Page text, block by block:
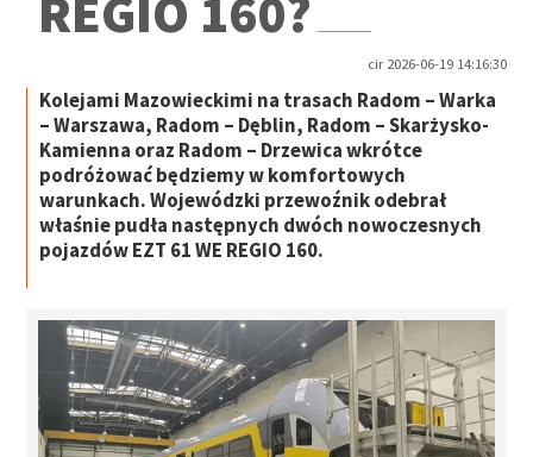
cir 2026-06-19 14:16:30
Kolejami Mazowieckimi na trasach Radom – Warka
– Warszawa, Radom – Dęblin, Radom – Skarżysko-
Kamienna oraz Radom – Drzewica wkrótce
podróżować będziemy w komfortowych
warunkach. Wojewódzki przewoźnik odebrał
właśnie pudła następnych dwóch nowoczesnych
pojazdów EZT 61 WE REGIO 160.